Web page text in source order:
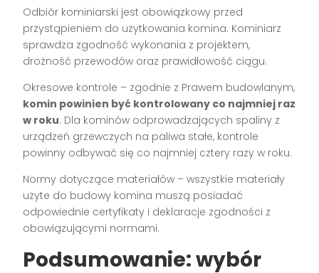
Odbiór kominiarski jest obowiązkowy przed
przystąpieniem do użytkowania komina. Kominiarz
sprawdza zgodność wykonania z projektem,
drożność przewodów oraz prawidłowość ciągu.
Okresowe kontrole – zgodnie z Prawem budowlanym,
komin powinien być kontrolowany co najmniej raz
w roku. Dla kominów odprowadzających spaliny z
urządzeń grzewczych na paliwa stałe, kontrole
powinny odbywać się co najmniej cztery razy w roku.
Normy dotyczące materiałów – wszystkie materiały
użyte do budowy komina muszą posiadać
odpowiednie certyfikaty i deklaracje zgodności z
obowiązującymi normami.
Podsumowanie: wybór